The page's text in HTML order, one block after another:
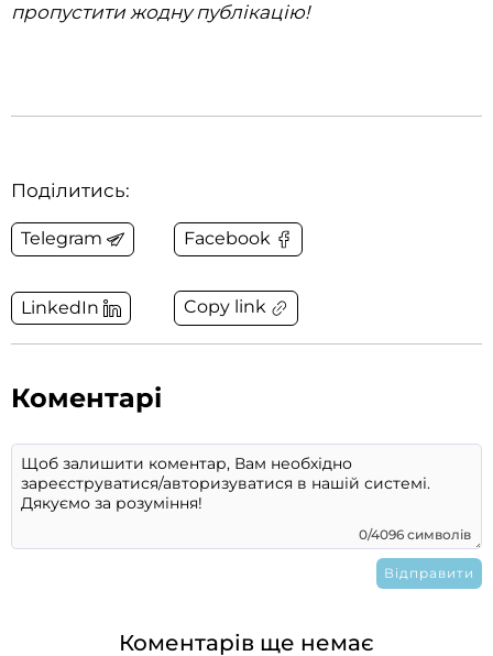
пропустити жодну публікацію!
Поділитись:
Telegram Facebook
LinkedIn Copy link
Коментарі
0/4096 символів
Коментарів ще немає